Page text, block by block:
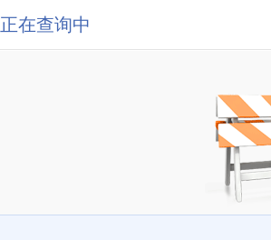
正在查询中